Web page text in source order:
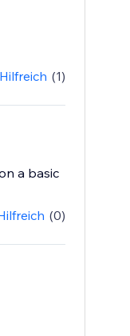
Hilfreich (1)
a basic
(0)